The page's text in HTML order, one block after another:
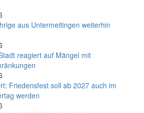
aus Untermeitingen weiterhin
reagiert auf Mängel mit
Friedens­fest soll ab 2027 auch im
werden